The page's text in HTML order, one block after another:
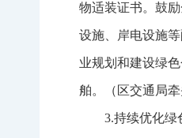
物适装证书。鼓
设施、岸电设施
业规划和建设绿
舶。（区交通局
3.持续优化绿